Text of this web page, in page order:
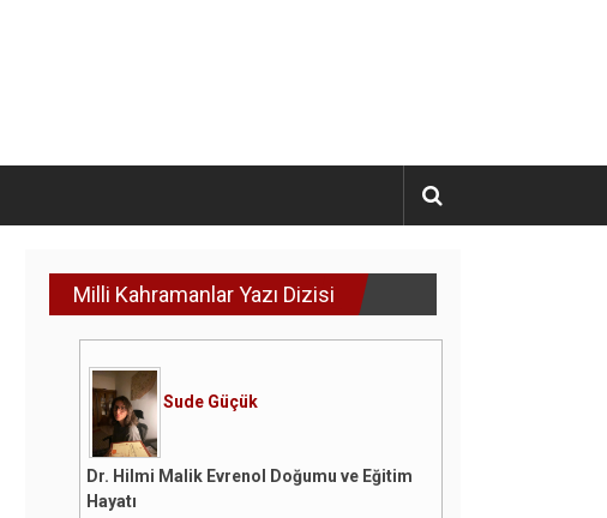
Milli Kahramanlar Yazı Dizisi
Sude Güçük
Dr. Hilmi Malik Evrenol Doğumu ve Eğitim
Hayatı